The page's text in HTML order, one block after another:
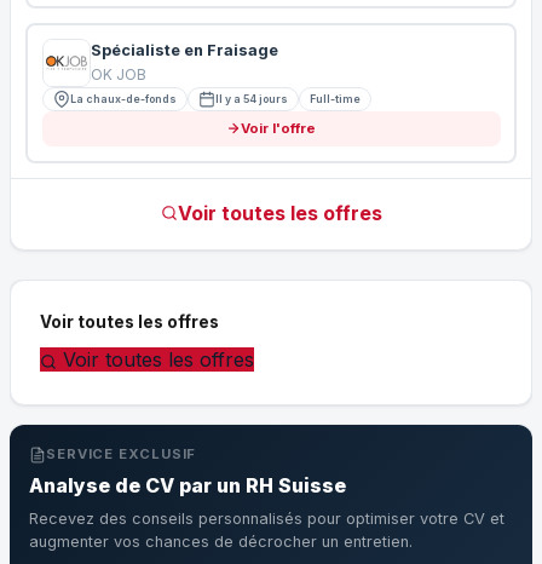
Spécialiste en Fraisage
OK JOB
La chaux-de-fonds Il y a 54 jours Full-time
Voir l'offre
Voir toutes les offres
Voir toutes les offres
Voir toutes les offres
SERVICE EXCLUSIF
Analyse de CV par un RH Suisse
Recevez des conseils personnalisés pour optimiser votre CV et
augmenter vos chances de décrocher un entretien.